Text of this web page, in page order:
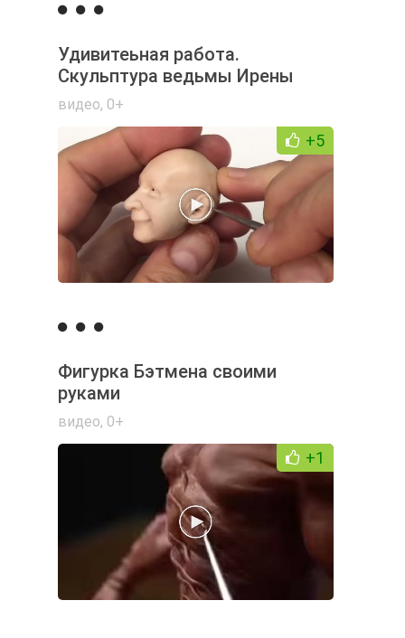
Удивитеьная работа.
Скульптура ведьмы Ирены
видео, 0+
+5
Фигурка Бэтмена своими
руками
видео, 0+
+1